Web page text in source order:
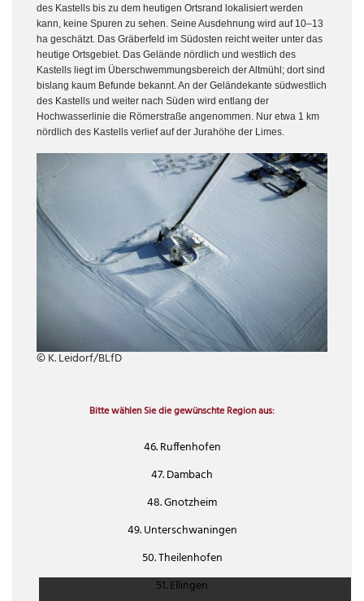
des Kastells bis zu dem heutigen Ortsrand lokalisiert werden
kann, keine Spuren zu sehen. Seine Ausdehnung wird auf 10–13
ha geschätzt. Das Gräberfeld im Südosten reicht weiter unter das
heutige Ortsgebiet. Das Gelände nördlich und westlich des
Kastells liegt im Überschwemmungsbereich der Altmühl; dort sind
bislang kaum Befunde bekannt. An der Geländekante südwestlich
des Kastells und weiter nach Süden wird entlang der
Hochwasserlinie die Römerstraße angenommen. Nur etwa 1 km
nördlich des Kastells verlief auf der Jurahöhe der Limes.
© K. Leidorf/BLfD
Bitte wählen Sie die gewünschte Region aus:
46. Ruffenhofen
47. Dambach
48. Gnotzheim
49. Unterschwaningen
50. Theilenhofen
51. Ellingen